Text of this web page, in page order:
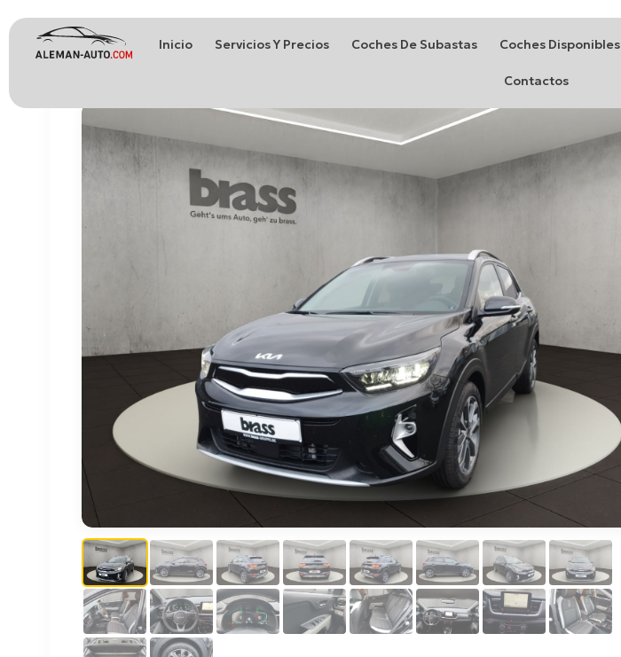
Inicio Servicios Y Precios Coches De Subastas Coches Disponibles
Contactos